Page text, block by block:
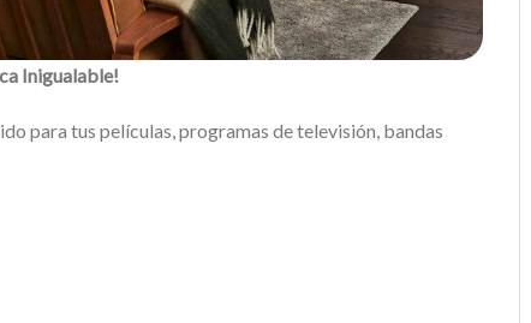
Inigualable!
para tus películas, programas de televisión, bandas